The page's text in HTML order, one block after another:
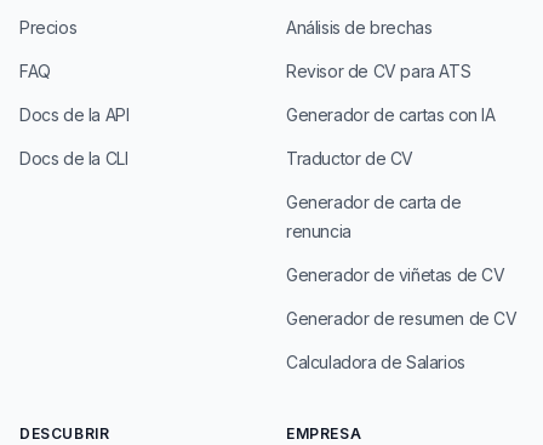
Precios
FAQ
Docs de la API
Docs de la CLI
Análisis de brechas
Revisor de CV para ATS
Generador de cartas con IA
Traductor de CV
Generador de carta de
renuncia
Generador de viñetas de CV
Generador de resumen de CV
Calculadora de Salarios
DESCUBRIR EMPRESA